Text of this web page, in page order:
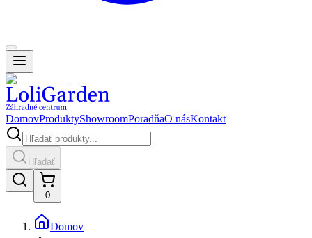
DomovProduktyShowroomPoradňaO násKontakt
Hľadať
0
Domov